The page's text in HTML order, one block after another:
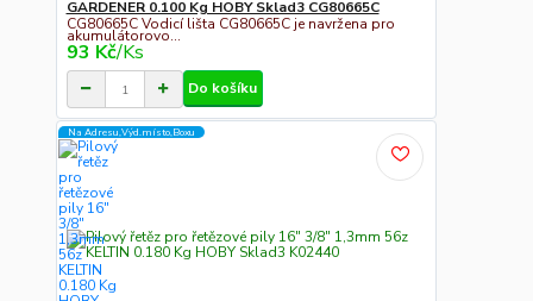
GARDENER 0.100 Kg HOBY Sklad3 CG80665C
CG80665C Vodicí lišta CG80665C je navržena pro
akumulátorovo...
93 Kč/Ks
Do košíku
Na Adresu,Výd.místo,Boxu